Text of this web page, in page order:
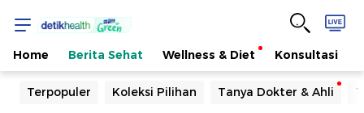
Home Berita Sehat Wellness & Diet Konsultasi
Terpopuler Koleksi Pilihan Tanya Dokter & Ahli